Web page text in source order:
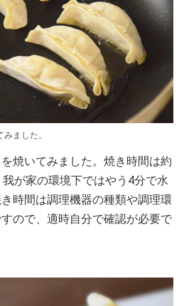
ました。
焼いてみました。焼き時間は約
が家の環境下ではやう4分で水
時間は調理機器の種類や調理環
ので、適時自分で確認が必要で